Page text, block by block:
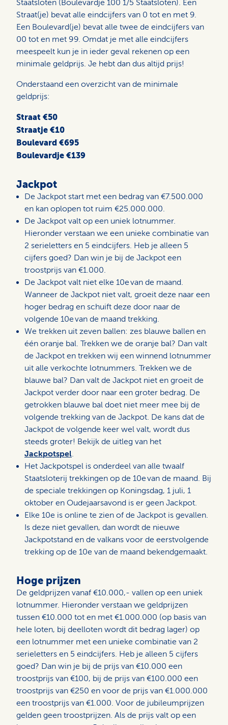
Staatsloten (Boulevardje 100 1/5 Staatsloten). Een
Straat(je) bevat alle eindcijfers van 0 tot en met 9.
Een Boulevard(je) bevat alle twee de eindcijfers van
00 tot en met 99. Omdat je met alle eindcijfers
meespeelt kun je in ieder geval rekenen op een
minimale geldprijs. Je hebt dan dus altijd prijs!
Onderstaand een overzicht van de minimale
geldprijs:
Straat €50
Straatje €10
Boulevard €695
Boulevardje €139
Jackpot
De Jackpot start met een bedrag van €7.500.000
en kan oplopen tot ruim €25.000.000.
De Jackpot valt op een uniek lotnummer.
Hieronder verstaan we een unieke combinatie van
2 serieletters en 5 eindcijfers. Heb je alleen 5
cijfers goed? Dan win je bij de Jackpot een
troostprijs van €1.000.
De Jackpot valt niet elke 10e van de maand.
Wanneer de Jackpot niet valt, groeit deze naar een
hoger bedrag en schuift deze door naar de
volgende 10e van de maand trekking.
We trekken uit zeven ballen: zes blauwe ballen en
één oranje bal. Trekken we de oranje bal? Dan valt
de Jackpot en trekken wij een winnend lotnummer
uit alle verkochte lotnummers. Trekken we de
blauwe bal? Dan valt de Jackpot niet en groeit de
Jackpot verder door naar een groter bedrag. De
getrokken blauwe bal doet niet meer mee bij de
volgende trekking van de Jackpot. De kans dat de
Jackpot de volgende keer wel valt, wordt dus
steeds groter! Bekijk de uitleg van het
Jackpotspel
Het Jackpotspel is onderdeel van alle twaalf
Staatsloterij trekkingen op de 10e van de maand. Bij
de speciale trekkingen op Koningsdag, 1 juli, 1
oktober en Oudejaarsavond is er geen Jackpot.
Elke 10e is online te zien of de Jackpot is gevallen.
Is deze niet gevallen, dan wordt de nieuwe
Jackpotstand en de valkans voor de eerstvolgende
trekking op de 10e van de maand bekendgemaakt.
Hoge prijzen
De geldprijzen vanaf €10.000,- vallen op een uniek
lotnummer. Hieronder verstaan we geldprijzen
tussen €10.000 tot en met €1.000.000 (op basis van
hele loten, bij deelloten wordt dit bedrag lager) op
een lotnummer met een unieke combinatie van 2
serieletters en 5 eindcijfers. Heb je alleen 5 cijfers
goed? Dan win je bij de prijs van €10.000 een
troostprijs van €100, bij de prijs van €100.000 een
troostprijs van €250 en voor de prijs van €1.000.000
een troostprijs van €1.000. Voor de jubileumprijzen
gelden geen troostprijzen. Als de prijs valt op een